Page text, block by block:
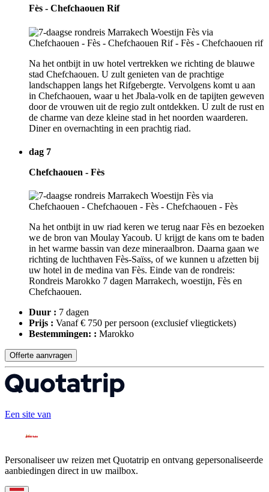
Fès - Chefchaouen Rif
Na het ontbijt in uw hotel vertrekken we richting de blauwe
stad Chefchaouen. U zult genieten van de prachtige
landschappen langs het Rifgebergte. Vervolgens komt u aan
in Chefchaouen, waar u het Jbala-volk en de tapijten geweven
door de vrouwen uit de regio zult ontdekken. U zult de rust en
de charme van deze kleine stad in het noorden waarderen.
Diner en overnachting in een prachtig riad.
dag 7
Chefchaouen - Fès
Na het ontbijt in uw riad keren we terug naar Fès en bezoeken
we de bron van Moulay Yacoub. U krijgt de kans om te baden
in het warme bassin van deze mineraalbron. Daarna gaan we
richting de luchthaven Fès-Saïss, of we kunnen u afzetten bij
uw hotel in de medina van Fès. Einde van de rondreis:
Rondreis Marokko 7 dagen Marrakech, woestijn, Fès en
Chefchaouen.
Duur : 7 dagen
Prijs : Vanaf € 750 per persoon (exclusief vliegtickets)
Bestemmingen: : Marokko
Offerte aanvragen
Een site van
Personaliseer uw reizen met Quotatrip en ontvang gepersonaliseerde
aanbiedingen direct in uw mailbox.